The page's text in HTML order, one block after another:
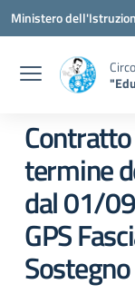
Vai ai contenuti
Vai al menu di
Vai al footer
Ministero
termine
dal 01/
GPS
Sostegno